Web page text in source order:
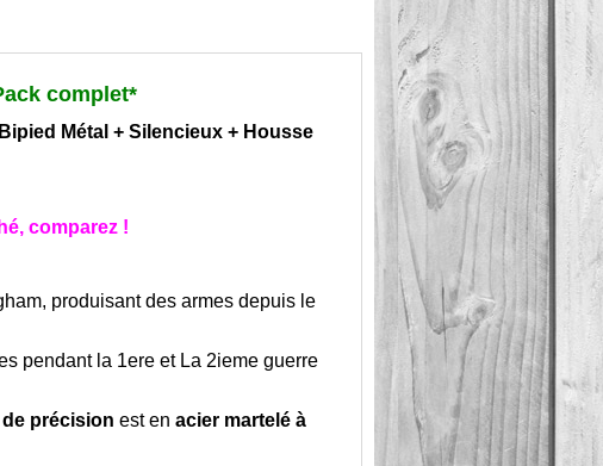
complet*
Métal + Silencieux + Housse
comparez !
produisant des armes depuis le
pendant la 1ere et La 2ieme guerre
précision est en acier martelé à